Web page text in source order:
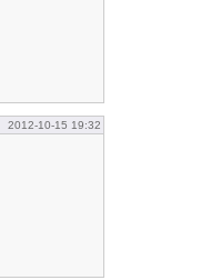
2012-10-15 19:32